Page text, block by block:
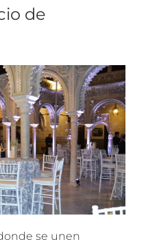
de
se unen